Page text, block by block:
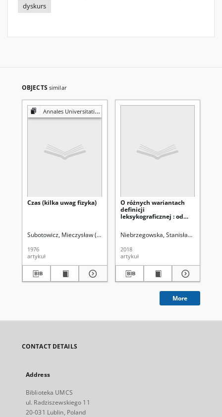
dyskurs
OBJECTS similar
Annales Universitatis Mariae Curie-Skłodowska. Sectio I, Philosophia-Sociologia
Czas (kilka uwag fizyka)
Subotowicz, Mieczysław (1924-2001) Uniwersytet Marii Curie-
1976
artykuł
O różnych wariantach
definicji
leksykograficznej : od
Niebrzegowska, Stanisława.
2018
artykuł
More
CONTACT DETAILS
Address
Biblioteka UMCS
ul. Radziszewskiego 11
20-031 Lublin, Poland